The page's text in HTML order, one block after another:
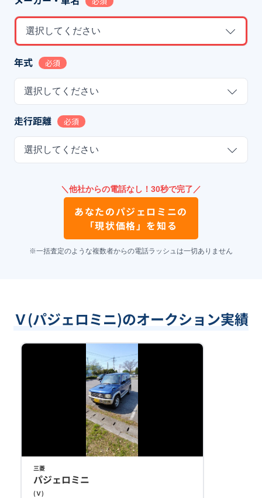
選択してください
年式 必須
選択してください
走行距離 必須
選択してください
＼他社からの電話なし！30秒で完了／
あなたのパジェロミニの
「現状価格」を知る
※一括査定のような複数者からの電話ラッシュは一切ありません
Ｖ(パジェロミニ)のオークション実績
三菱
パジェロミニ
(Ｖ)